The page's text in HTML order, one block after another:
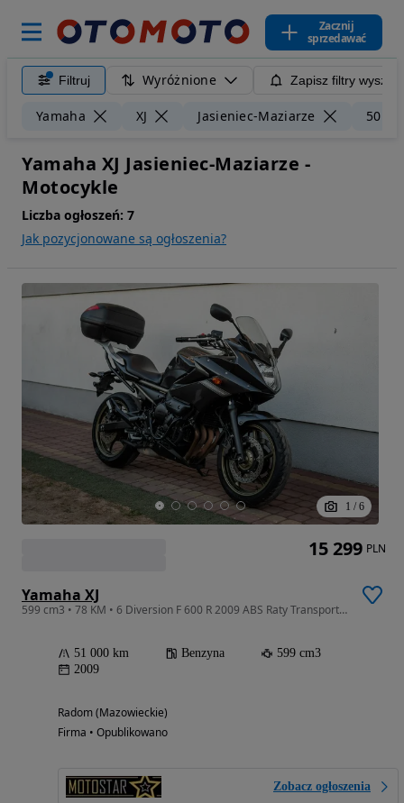
Zacznij
sprzedawać
Filtruj Wyróżnione Zapisz filtry
Yamaha XJ Jasieniec-Maziarze 50 km
Yamaha XJ Jasieniec-Maziarze -
Motocykle
Liczba ogłoszeń: 7
Jak pozycjonowane są ogłoszenia?
1 / 6
Yamaha XJ
599 cm3 • 78 KM • 6 Diversion F 600 R 2009 ABS Raty Transport Największy Wybór W PL
51 000 km Benzyna
599 cm3
2009
Radom (Mazowieckie)
Firma • Opublikowano
Zobacz ogłoszenia
15 299 PLN